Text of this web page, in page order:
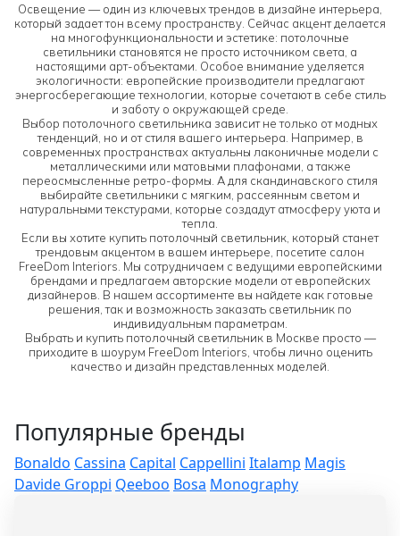
Освещение — один из ключевых трендов в дизайне интерьера,
который задает тон всему пространству. Сейчас акцент делается
на многофункциональности и эстетике: потолочные
светильники становятся не просто источником света, а
настоящими арт-объектами. Особое внимание уделяется
экологичности: европейские производители предлагают
энергосберегающие технологии, которые сочетают в себе стиль
и заботу о окружающей среде.
Выбор потолочного светильника зависит не только от модных
тенденций, но и от стиля вашего интерьера. Например, в
современных пространствах актуальны лаконичные модели с
металлическими или матовыми плафонами, а также
переосмысленные ретро-формы. А для скандинавского стиля
выбирайте светильники с мягким, рассеянным светом и
натуральными текстурами, которые создадут атмосферу уюта и
тепла.
Если вы хотите купить потолочный светильник, который станет
трендовым акцентом в вашем интерьере, посетите салон
FreeDom Interiors. Мы сотрудничаем с ведущими европейскими
брендами и предлагаем авторские модели от европейских
дизайнеров. В нашем ассортименте вы найдете как готовые
решения, так и возможность заказать светильник по
индивидуальным параметрам.
Выбрать и купить потолочный светильник в Москве просто —
приходите в шоурум FreeDom Interiors, чтобы лично оценить
качество и дизайн представленных моделей.
Популярные бренды
Bonaldo Cassina Capital Cappellini Italamp Magis
Davide Groppi Qeeboo Bosa Monography